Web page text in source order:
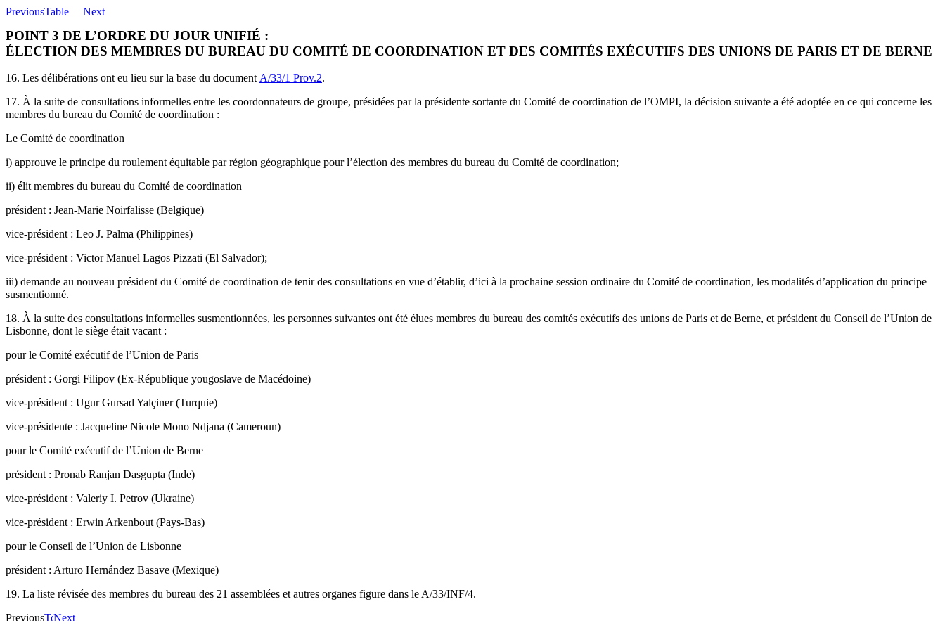
POINT 3 DE L’ORDRE DU JOUR UNIFIÉ :
ÉLECTION DES MEMBRES DU BUREAU DU COMITÉ DE COORDINATION ET DES COMITÉS EXÉCUTIFS DES UNIONS DE PARIS ET DE BERNE
16. Les délibérations ont eu lieu sur la base du documentA/33/1 Prov.2.
17. À la suite de consultations informelles entre les coordonnateurs de groupe, présidées par la présidente sortante du Comité de coordination de l’OMPI, la décision suivante a été adoptée en ce qui concerne les
membres du bureau du Comité de coordination :
Le Comité de coordination
i) approuve le principe du roulement équitable par région géographique pour l’élection des membres du bureau du Comité de coordination;
ii) élit membres du bureau du Comité de coordination
président : Jean-Marie Noirfalisse (Belgique)
vice-président : Leo J. Palma (Philippines)
vice-président : Victor Manuel Lagos Pizzati (El Salvador);
iii) demande au nouveau président du Comité de coordination de tenir des consultations en vue d’établir, d’ici à la prochaine session ordinaire du Comité de coordination, les modalités d’application du principe
susmentionné.
18. À la suite des consultations informelles susmentionnées, les personnes suivantes ont été élues membres du bureau des comités exécutifs des unions de Paris et de Berne, et président du Conseil de l’Union de
Lisbonne, dont le siège était vacant :
pour le Comité exécutif de l’Union de Paris
président : Gorgi Filipov (Ex-République yougoslave de Macédoine)
vice-président : Ugur Gursad Yalçiner (Turquie)
vice-présidente : Jacqueline Nicole Mono Ndjana (Cameroun)
pour le Comité exécutif de l’Union de Berne
président : Pronab Ranjan Dasgupta (Inde)
vice-président : Valeriy I. Petrov (Ukraine)
vice-président : Erwin Arkenbout (Pays-Bas)
pour le Conseil de l’Union de Lisbonne
président : Arturo Hernández Basave (Mexique)
19. La liste révisée des membres du bureau des 21 assemblées et autres organes figure dans le A/33/INF/4.